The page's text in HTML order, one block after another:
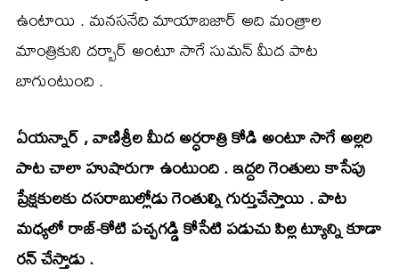
ఉంటాయి . మనసనేది మాయాబజార్ అది మంత్రాల
మాంత్రికుని దర్బార్ అంటూ సాగే సుమన్ మీద పాట
బాగుంటుంది .
ఏయన్నార్ , వాణిశ్రీల మీద అర్ధరాత్రి కోడి అంటూ సాగే అల్లరి
పాట చాలా హుషారుగా ఉంటుంది . ఇద్దరి గెంతులు కాసేపు
ప్రేక్షకులకు దసరాబుల్లోడు గెంతుల్ని గుర్తుచేస్తాయి . పాట
మధ్యలో రాజ్-కోటి పచ్చగడ్డి కోసేటి పడుచు పిల్ల ట్యూన్ని కూడా
రన్ చేస్తాడు .